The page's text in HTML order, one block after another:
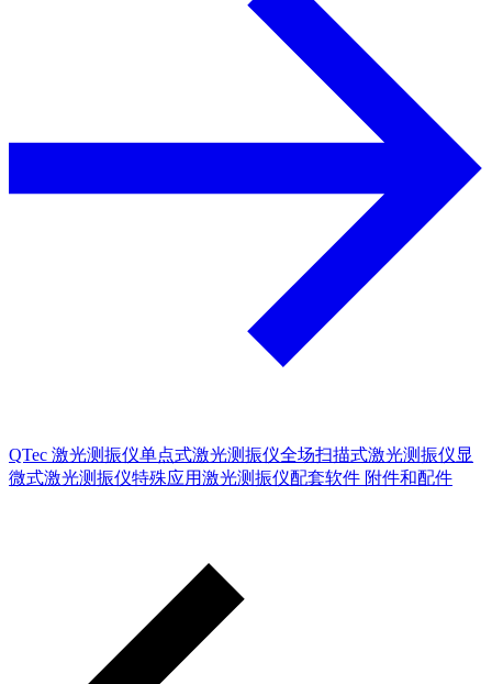
QTec 激光测振仪单点式激光测振仪全场扫描式激光测振仪显
微式激光测振仪特殊应用激光测振仪配套软件 附件和配件